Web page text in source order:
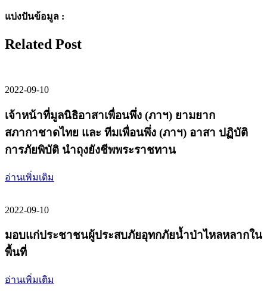
แบ่งปันข้อมูล :
Related Post
2022-09-10
เจ้าหน้าที่มูลนิธิอาสาเพื่อนพึ่ง (ภาฯ) ยามยาก
สภากาชาดไทย และ ทีมเพื่อนพึ่ง (ภาฯ) อาสา ปฏิบัติ
การภัยพิบัติ นำถุงยังชีพพระราชทาน
อ่านเพิ่มเติม
2022-09-10
มอบแก่ประชาชนผู้ประสบภัยอุทกภัยน้ำป่าไหลหลากใน
พื้นที่
อ่านเพิ่มเติม